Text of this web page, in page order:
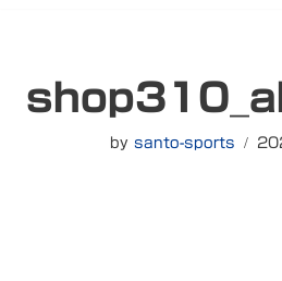
ス
キ
by santo-sports